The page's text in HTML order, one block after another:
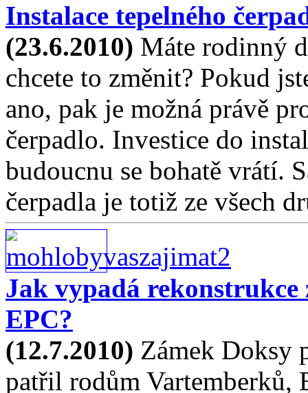
Instalace tepelného
(23.6.2010) Máte rodinný
chcete to změnit? Pokud
ano, pak je možná právě
čerpadlo. Investice do
budoucnu se bohatě vrátí.
čerpadla je totiž ze všech
Jak vypadá rekonstrukce
EPC?
(12.7.2010) Zámek Doksy
patřil rodům Vartemberků,